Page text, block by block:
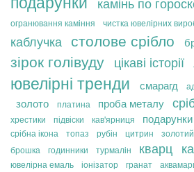
камінь по
огранювання каміння чистка ювелірних
каблучка столове срібло
зірок голівуду
цікаві історії
ювелірні тренди смарагд
золото платина проба металу
хрестики
підвіски кав'ярниця
срібна ікона
топаз рубін цитрин
брошка
годинники турмалін кварц
ювелірна емаль
іонізатор гранат